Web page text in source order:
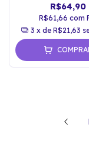
R$64,90
R$61,66com
3 x de R$21,63